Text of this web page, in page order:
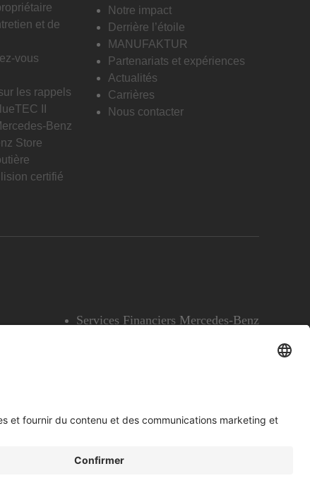
et de
vous
les rappels
II
Benz
Store
certifié
Notre impact
Derrière l’étoile
MANUFAKTUR
Partenariats et expériences
Actualités
Carrières
Nous contacter
Services Financiers Mercedes-Benz